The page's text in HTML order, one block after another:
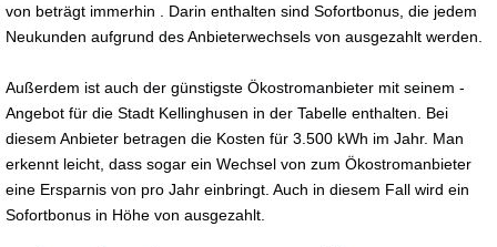
von beträgt immerhin . Darin enthalten sind Sofortbonus, die jedem
Neukunden aufgrund des Anbieterwechsels von ausgezahlt werden.
Außerdem ist auch der günstigste Ökostromanbieter mit seinem -
Angebot für die Stadt Kellinghusen in der Tabelle enthalten. Bei
diesem Anbieter betragen die Kosten für 3.500 kWh im Jahr. Man
erkennt leicht, dass sogar ein Wechsel von zum Ökostromanbieter
eine Ersparnis von pro Jahr einbringt. Auch in diesem Fall wird ein
Sofortbonus in Höhe von ausgezahlt.